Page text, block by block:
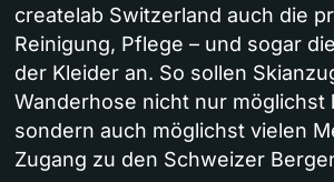
createlab Switzerland auch die
Reinigung, Pflege – und sogar
der Kleider an. So sollen
Wanderhose nicht nur möglichst
sondern auch möglichst vielen
Zugang zu den Schweizer